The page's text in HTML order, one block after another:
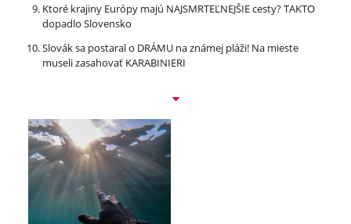
Ktoré krajiny Európy majú NAJSMRTEĽNEJŠIE cesty? TAKTO
dopadlo Slovensko
Slovák sa postaral o DRÁMU na známej pláži! Na mieste
museli zasahovať KARABINIERI